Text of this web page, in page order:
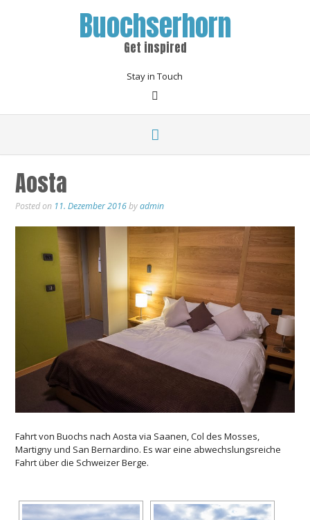
Buochserhorn
Get inspired
Stay in Touch
Aosta
Posted on 11. Dezember 2016byadmin
Fahrt von Buochs nach Aosta via Saanen, Col des Mosses,
Martigny und San Bernardino. Es war eine abwechslungsreiche
Fahrt über die Schweizer Berge.